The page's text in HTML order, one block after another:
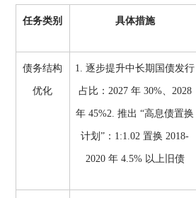
任务类别 具体措施
债务结构
优化
1. 逐步提升中长期国债发行
占比：2027 年 30%、2028
年 45%2. 推出 “高息债置换
计划”：1:1.02 置换 2018-
2020 年 4.5% 以上旧债